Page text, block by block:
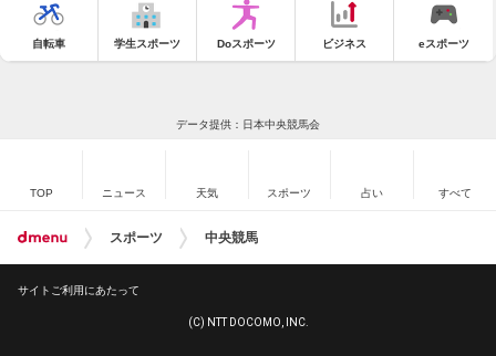
自転車 学生スポーツ Doスポーツ ビジネス eスポーツ
データ提供：日本中央競馬会
TOP ニュース 天気 スポーツ 占い すべて
スポーツ 中央競馬
サイトご利用にあたって
(C) NTT DOCOMO, INC.